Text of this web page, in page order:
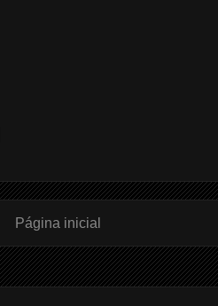
Página inicial